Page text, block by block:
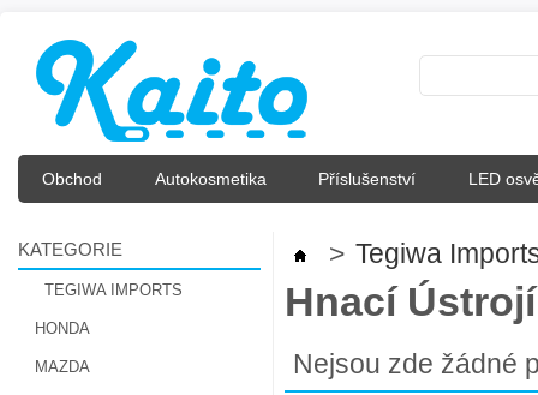
Obchod Autokosmetika Příslušenství LED
KATEGORIE
TEGIWA IMPORTS
HONDA
MAZDA
> Tegiwa
Hnací Ústrojí
Nejsou zde žádné